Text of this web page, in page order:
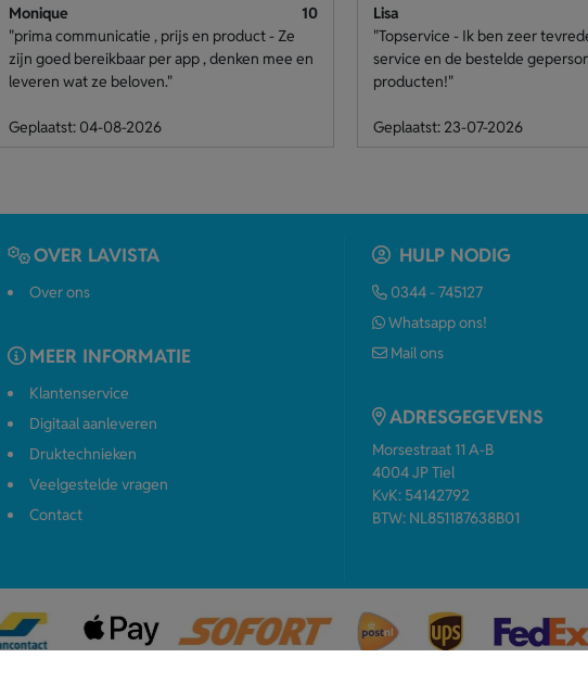
Monique
10
"prima communicatie , prijs en product - Ze
zijn goed bereikbaar per app , denken mee en
leveren wat ze beloven."
Geplaatst: 04-08-2026
Lisa
"Topservice - Ik ben zeer
service en de bestelde
producten!"
Geplaatst: 23-07-2026
OVER LAVISTA
Over ons
MEER INFORMATIE
Klantenservice
Digitaal aanleveren
Druktechnieken
Veelgestelde vragen
Contact
HULP NODIG
0344 - 745127
Whatsapp ons!
Mail ons
ADRESGEGEVENS
Morsestraat 11 A-B
4004 JP Tiel
KvK: 54142792
BTW: NL851187638B01